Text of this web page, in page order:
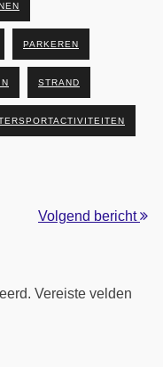
PARKEREN
STRAND
Volgend bericht
Vereiste velden